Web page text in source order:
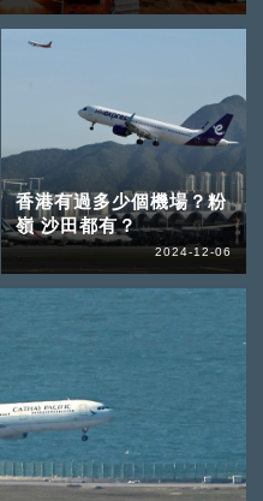
香港有過多少個機場？粉
嶺 沙田都有？
2024-12-06